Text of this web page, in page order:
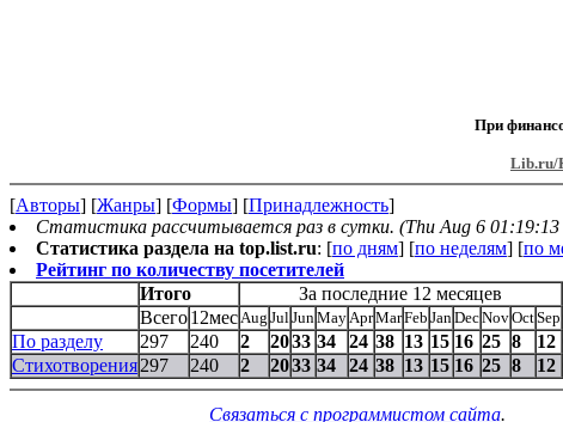
При
Lib.ru/
[Авторы] [Жанры] [Формы] [Принадлежность]
Статистика рассчитывается раз в сутки. (Thu Aug 6 01:19:13
Статистика раздела на top.list.ru: [по дням] [по неделям] [по
Рейтинг по количеству посетителей
Итого
За последние 12 месяцев
Всего12мес Aug Jul Jun May AprMarFeb Jan DecNovOctSep
По разделу 297 240 2 2033 34 24 38 13 15 16 25 8 12
Стихотворения297 240 2 2033 34 24 38 13 15 16 25 8 12
Связаться с программистом сайта.